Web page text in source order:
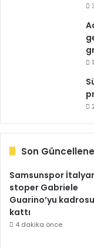
Son
Samsunspor
stoper Gabriele
Guarino’yu
kattı
4 dakika önce